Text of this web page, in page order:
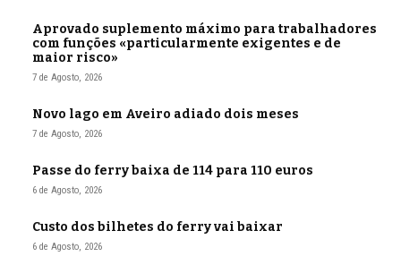
Aprovado suplemento máximo para trabalhadores
com funções «particularmente exigentes e de
maior risco»
7 de Agosto, 2026
Novo lago em Aveiro adiado dois meses
7 de Agosto, 2026
Passe do ferry baixa de 114 para 110 euros
6 de Agosto, 2026
Custo dos bilhetes do ferry vai baixar
6 de Agosto, 2026